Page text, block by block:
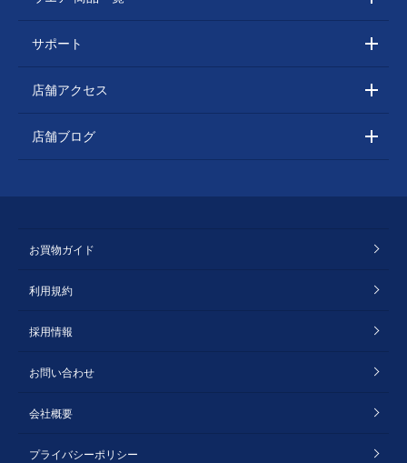
サポート
店舗アクセス
店舗ブログ
お買物ガイド
利用規約
採用情報
お問い合わせ
会社概要
プライバシーポリシー